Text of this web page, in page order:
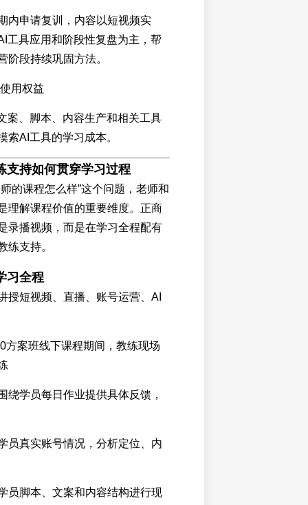
内申请复训，内容以短视频实
工具应用和阶段性复盘为主，帮
阶段持续巩固方法。
用权益
案、脚本、内容生产和相关工具
索AI工具的学习成本。
支持如何贯穿学习过程
的课程怎么样”这个问题，老师和
理解课程价值的重要维度。正商
录播视频，而是在学习全程配有
练支持。
习全程
授短视频、直播、账号运营、AI
方案班线下课程期间，教练现场
绕学员每日作业提供具体反馈，
员真实账号情况，分析定位、内
员脚本、文案和内容结构进行现